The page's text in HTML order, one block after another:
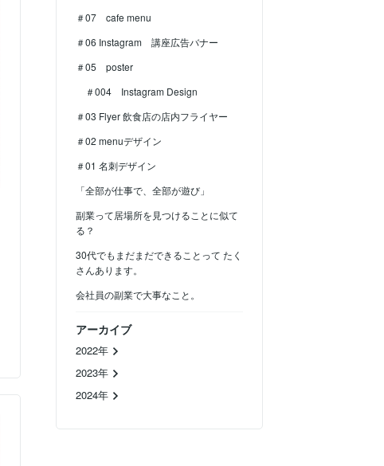
＃07 cafe menu
＃06 Instagram 講座広告バナー
＃05 poster
＃004 Instagram Design
＃03 Flyer 飲食店の店内フライヤー
＃02 menuデザイン
＃01 名刺デザイン
「全部が仕事で、全部が遊び」
副業って居場所を見つけることに似て
る？
30代でもまだまだできることって たく
さんあります。
会社員の副業で大事なこと。
アーカイブ
2022年
2023年
2024年